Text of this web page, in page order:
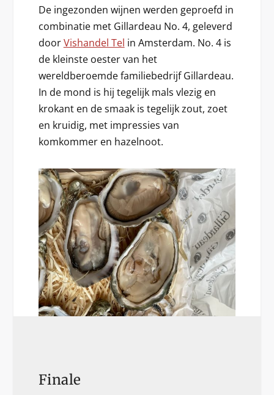
De ingezonden wijnen werden geproefd in
combinatie met Gillardeau No. 4, geleverd
doorVishandel Tel in Amsterdam. No. 4 is
de kleinste oester van het
wereldberoemde familiebedrijf Gillardeau.
In de mond is hij tegelijk mals vlezig en
krokant en de smaak is tegelijk zout, zoet
en kruidig, met impressies van
komkommer en hazelnoot.
Finale